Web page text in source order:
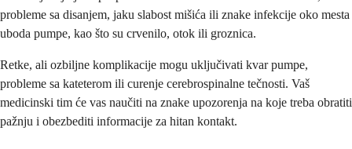
probleme sa disanjem, jaku slabost mišića ili znake infekcije oko mesta
uboda pumpe, kao što su crvenilo, otok ili groznica.
Retke, ali ozbiljne komplikacije mogu uključivati kvar pumpe,
probleme sa kateterom ili curenje cerebrospinalne tečnosti. Vaš
medicinski tim će vas naučiti na znake upozorenja na koje treba obratiti
pažnju i obezbediti informacije za hitan kontakt.